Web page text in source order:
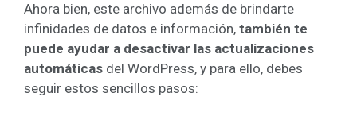
Ahora bien, este archivo además de brindarte
infinidades de datos e información, también te
puede ayudar a desactivar las actualizaciones
automáticas del WordPress, y para ello, debes
seguir estos sencillos pasos: